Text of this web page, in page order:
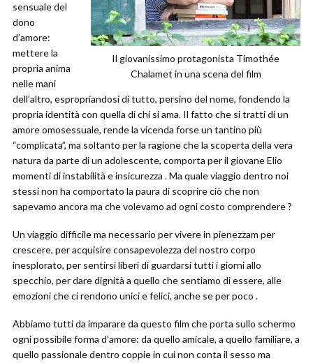
Il giovanissimo protagonista Timothée
Chalamet in una scena del film
sensuale del
dono
d’amore:
mettere la
propria anima
nelle mani
dell’altro, espropriandosi di tutto, persino del nome, fondendo la
propria identità con quella di chi si ama. Il fatto che si tratti di un
amore omosessuale, rende la vicenda forse un tantino più
“complicata”, ma soltanto per la ragione che la scoperta della vera
natura da parte di un adolescente, comporta per il giovane Elio
momenti di instabilità e insicurezza . Ma quale viaggio dentro noi
stessi non ha comportato la paura di scoprire ciò che non
sapevamo ancora ma che volevamo ad ogni costo comprendere ?
Un viaggio difficile ma necessario per vivere in pienezzam per
crescere, per acquisire consapevolezza del nostro corpo
inesplorato, per sentirsi liberi di guardarsi tutti i giorni allo
specchio, per dare dignità a quello che sentiamo di essere, alle
emozioni che ci rendono unici e felici, anche se per poco .
Abbiamo tutti da imparare da questo film che porta sullo schermo
ogni possibile forma d’amore: da quello amicale, a quello familiare, a
quello passionale dentro coppie in cui non conta il sesso ma